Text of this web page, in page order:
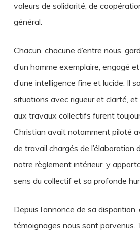
valeurs de solidarité, de
général.
Chacun, chacune d’entre nous,
d’un homme exemplaire, engagé
d’une intelligence fine et lucide. Il
situations avec rigueur et clarté,
aux travaux collectifs furent
Christian avait notamment piloté
de travail chargés de l’élaboration
notre règlement intérieur, y
sens du collectif et sa profonde
Depuis l’annonce de sa
témoignages nous sont parvenus.